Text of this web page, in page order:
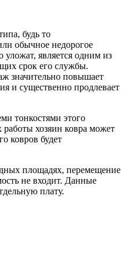
будь то
обычное недорогое
уложат, является одним из
срок его службы.
значительно повышает
и существенно продлевает
тонкостями этого
работы хозяин ковра может
ковров будет
площадях, перемещение
не входит. Данные
плату.